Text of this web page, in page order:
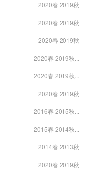
2020春 2019秋
2020春 2019秋
2020春 2019秋
2020春 2019秋...
2020春 2019秋...
2020春 2019秋
2016春 2015秋...
2015春 2014秋...
2014春 2013秋
2020春 2019秋